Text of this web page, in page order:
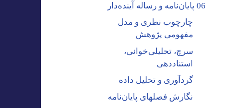
06 پایان‌نامه و رساله آینده‌دار
چارچوب نظری و مدل
مفهومی پژوهش
سرچ، تحلیلی‌خوانی،
استناددهی
گردآوری و تحلیل داده
نگارش فصلهای پایان‌نامه